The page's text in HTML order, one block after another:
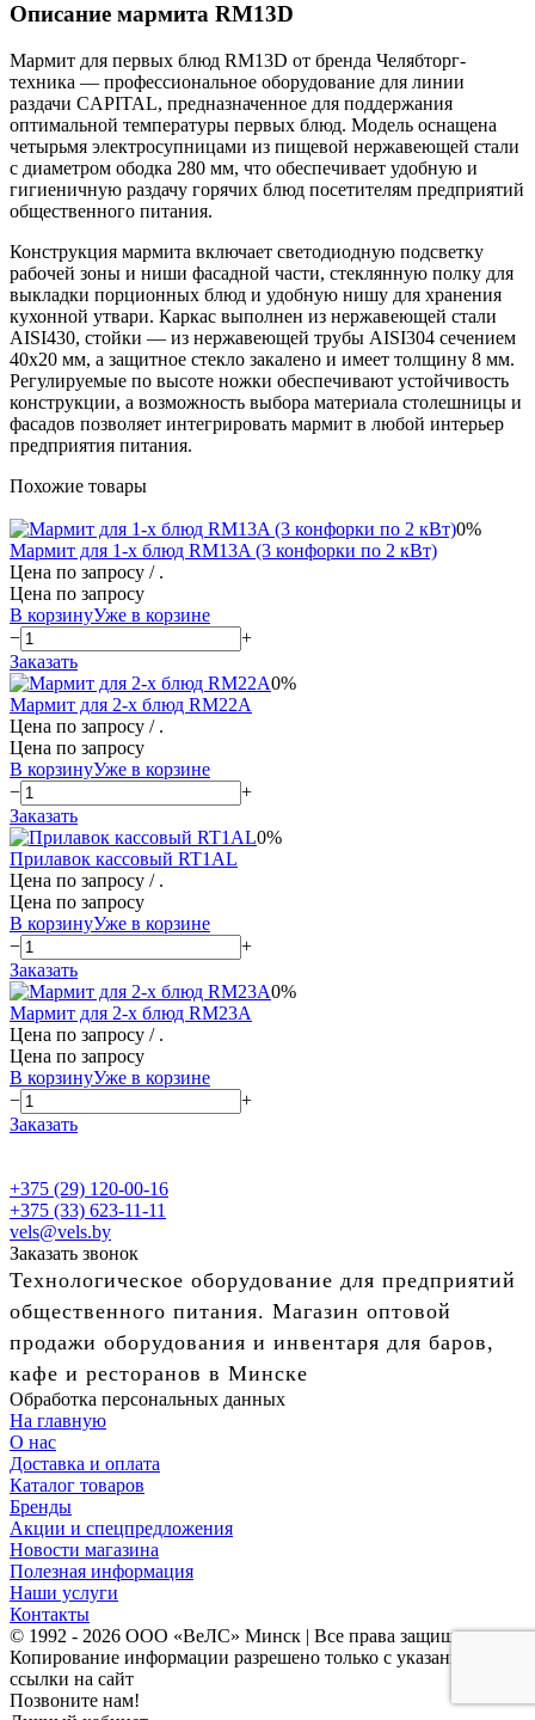
Описание мармита RM13D
Мармит для первых блюд RM13D от бренда Челябторг-
техника — профессиональное оборудование для линии
раздачи CAPITAL, предназначенное для поддержания
оптимальной температуры первых блюд. Модель оснащена
четырьмя электросупницами из пищевой нержавеющей стали
с диаметром ободка 280 мм, что обеспечивает удобную и
гигиеничную раздачу горячих блюд посетителям предприятий
общественного питания.
Конструкция мармита включает светодиодную подсветку
рабочей зоны и ниши фасадной части, стеклянную полку для
выкладки порционных блюд и удобную нишу для хранения
кухонной утвари. Каркас выполнен из нержавеющей стали
AISI430, стойки — из нержавеющей трубы AISI304 сечением
40х20 мм, а защитное стекло закалено и имеет толщину 8 мм.
Регулируемые по высоте ножки обеспечивают устойчивость
конструкции, а возможность выбора материала столешницы и
фасадов позволяет интегрировать мармит в любой интерьер
предприятия питания.
Похожие товары
0%
Мармит для 1-х блюд RM13A (3 конфорки по 2 кВт)
Цена по запросу / .
Цена по запросу
В корзинуУже в корзине
−
+
Заказать
0%
Мармит для 2-х блюд RM22A
Цена по запросу / .
Цена по запросу
В корзинуУже в корзине
−
+
Заказать
0%
Прилавок кассовый RT1AL
Цена по запросу / .
Цена по запросу
В корзинуУже в корзине
−
+
Заказать
0%
Мармит для 2-х блюд RM23A
Цена по запросу / .
Цена по запросу
В корзинуУже в корзине
−
+
Заказать
+375 (29) 120-00-16
+375 (33) 623-11-11
vels@vels.by
Заказать звонок
Технологическое оборудование для предприятий
общественного питания. Магазин оптовой
продажи оборудования и инвентаря для баров,
кафе и ресторанов в Минске
Обработка персональных данных
На главную
О нас
Доставка и оплата
Каталог товаров
Бренды
Акции и спецпредложения
Новости магазина
Полезная информация
Наши услуги
Контакты
© 1992 - 2026 ООО «ВеЛС» Минск | Все права защищены
Копирование информации разрешено только с указанием
ссылки на сайт
Позвоните нам!